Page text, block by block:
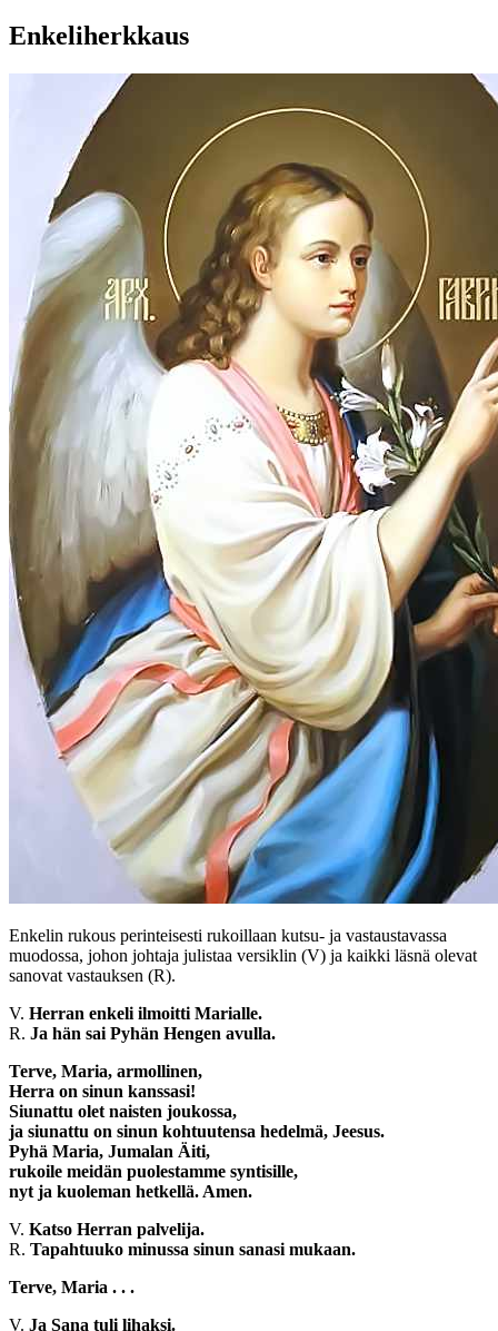
Enkeliherkkaus
Enkelin rukous perinteisesti rukoillaan kutsu- ja vastaustavassa
muodossa, johon johtaja julistaa versiklin (V) ja kaikki läsnä olevat
sanovat vastauksen (R).
V. Herran enkeli ilmoitti Marialle.
R. Ja hän sai Pyhän Hengen avulla.
Terve, Maria, armollinen,
Herra on sinun kanssasi!
Siunattu olet naisten joukossa,
ja siunattu on sinun kohtuutensa hedelmä, Jeesus.
Pyhä Maria, Jumalan Äiti,
rukoile meidän puolestamme syntisille,
nyt ja kuoleman hetkellä. Amen.
V. Katso Herran palvelija.
R. Tapahtuuko minussa sinun sanasi mukaan.
Terve, Maria . . .
V. Ja Sana tuli lihaksi.